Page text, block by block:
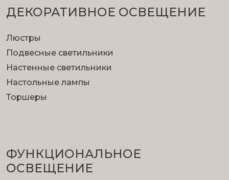
ДЕКОРАТИВНОЕ ОСВЕЩЕНИЕ
Люстры
Подвесные светильники
Настенные светильники
Настольные лампы
Торшеры
ФУНКЦИОНА­ЛЬНОЕ
ОСВЕЩЕНИЕ